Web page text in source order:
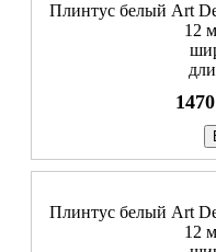
Плинтус белый Art
12
1470
Плинтус белый Art
12